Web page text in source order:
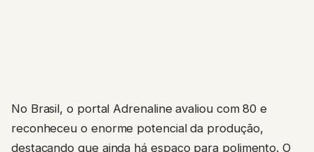
No Brasil, o portal Adrenaline avaliou com 80 e
reconheceu o enorme potencial da produção,
destacando que ainda há espaço para polimento. O